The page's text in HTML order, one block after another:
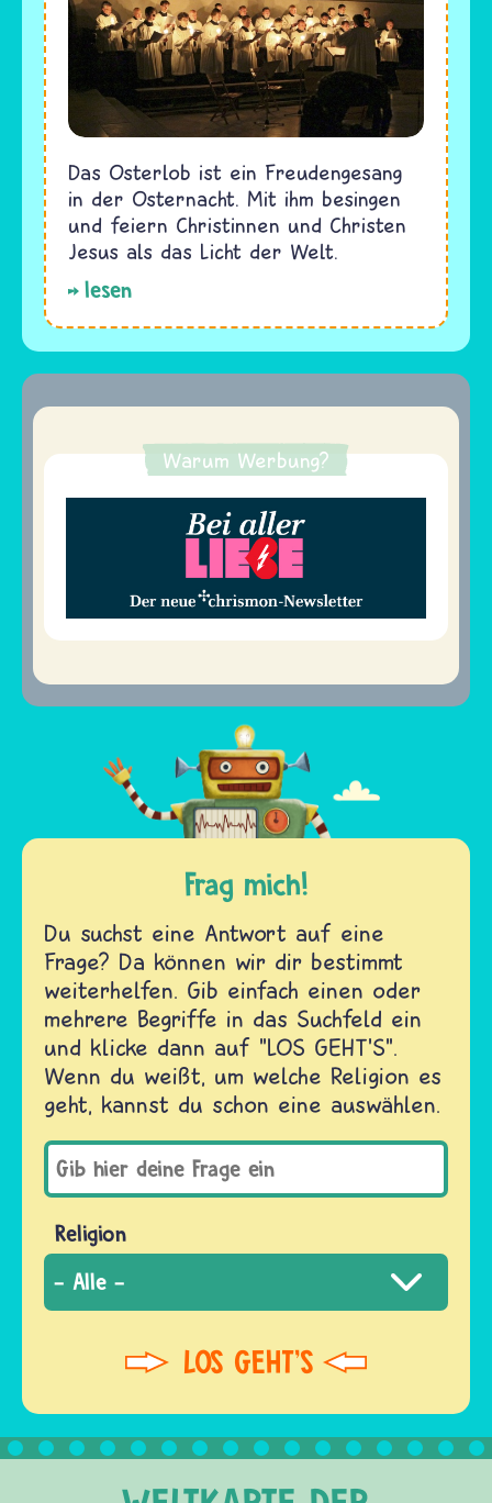
Das Osterlob ist ein Freudengesang
in der Osternacht. Mit ihm besingen
und feiern Christinnen und Christen
Jesus als das Licht der Welt.
lesen
Warum Werbung?
Frag mich!
Du suchst eine Antwort auf eine
Frage? Da können wir dir bestimmt
weiterhelfen. Gib einfach einen oder
mehrere Begriffe in das Suchfeld ein
und klicke dann auf "LOS GEHT'S".
Wenn du weißt, um welche Religion es
geht, kannst du schon eine auswählen.
Religion